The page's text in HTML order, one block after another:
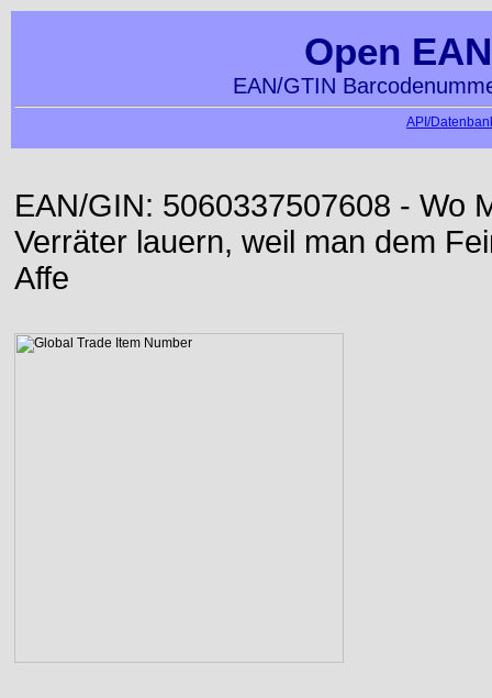
Open
EAN/GTIN
API/
EAN/GIN: 5060337507608 - Wo
Verräter lauern, weil man dem
Affe